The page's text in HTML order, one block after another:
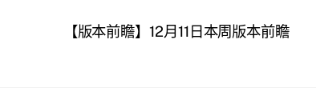
【版本前瞻】12月11日本周版本前瞻